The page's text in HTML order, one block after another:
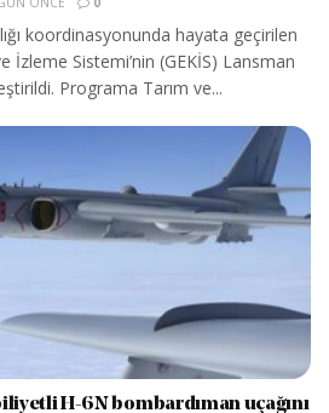
koordinasyonunda hayata geçirilen
İzleme Sistemi’nin (GEKİS) Lansman
Programa Tarım ve...
H-6N bombardıman uçağını